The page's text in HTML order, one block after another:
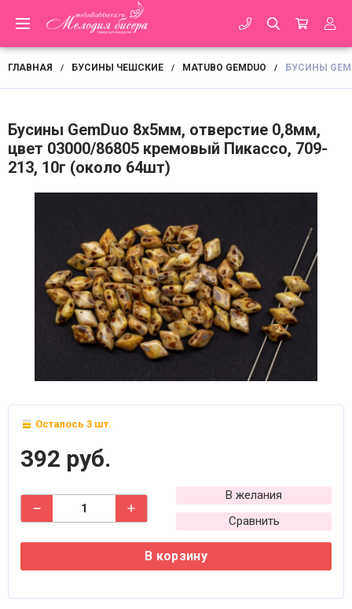
ГЛАВНАЯ / БУСИНЫ ЧЕШСКИЕ / MATUBO GEMDUO / БУСИНЫ
Бусины GemDuo 8х5мм, отверстие 0,8мм,
цвет 03000/86805 кремовый Пикассо, 709-
213, 10г (около 64шт)
Осталось 3 шт.
392 руб.
В желания
Сравнить
В корзину